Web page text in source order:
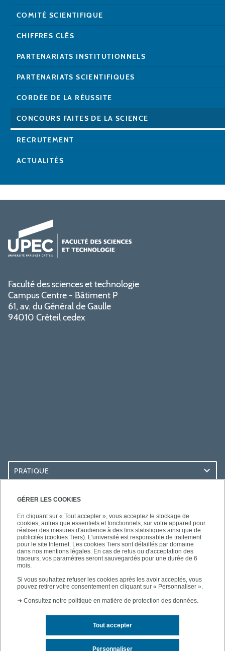
GÉRER LES COOKIES
En cliquant sur « Tout accepter », vous acceptez le stockage de
cookies, autres que essentiels et fonctionnels, sur votre appareil pour
réaliser des mesures d'audience à des fins statistiques ainsi que de
publicités (cookies Tiers). L'université est responsable de traitement
pour le site Internet. Les cookies Tiers sont détaillés par domaine
dans nos mentions légales. En cas de refus ou d'acceptation des
traceurs, vos paramètres seront sauvegardés pour une durée de 6
mois.
Si vous souhaitez refuser les cookies après les avoir acceptés, vous
pouvez retirer votre consentement en cliquant sur « Personnaliser ».
➜ Consultez notre politique en matière de protection des données.
Tout accepter
Personnaliser
COMITÉ SCIENTIFIQUE
CHIFFRES CLÉS
PARTENARIATS INSTITUTIONNELS
PARTENARIATS SCIENTIFIQUES
CORDÉE DE LA RÉUSSITE
CONCOURS FAITES DE LA SCIENCE
RECRUTEMENT
ACTUALITÉS
Faculté des sciences et technologie
Campus Centre - Bâtiment P
61, av. du Général de Gaulle
94010 Créteil cedex
PRATIQUE
ACCÈS RAPIDES
SUIVEZ-NOUS
Mentions légales